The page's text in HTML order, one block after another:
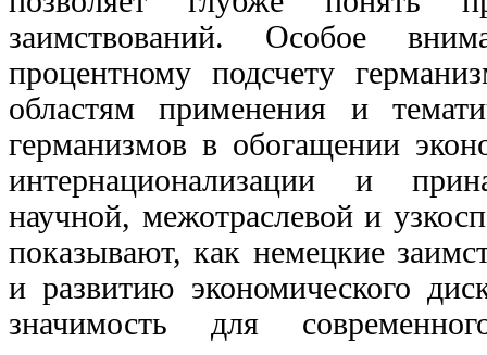
заимствований. Особое
процентному подсчету
областям применения и
германизмов в обогащении
интернационализации и
научной, межотраслевой и
показывают, как немецкие
и развитию экономического
значимость для